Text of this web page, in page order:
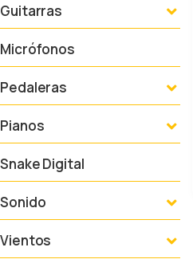
Guitarras
Micrófonos
Pedaleras
Pianos
Snake Digital
Sonido
Vientos